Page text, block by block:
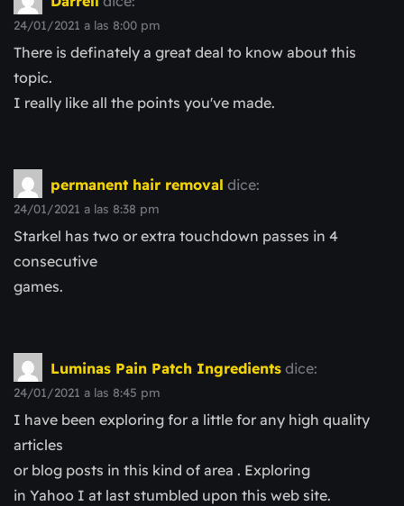
24/01/2021 a las 8:00 pm
There is definately a great deal to know about this
topic.
I really like all the points you've made.
permanent hair removal dice:
24/01/2021 a las 8:38 pm
Starkel has two or extra touchdown passes in 4
consecutive
games.
Luminas Pain Patch Ingredients dice:
24/01/2021 a las 8:45 pm
I have been exploring for a little for any high quality
articles
or blog posts in this kind of area . Exploring
in Yahoo I at last stumbled upon this web site.